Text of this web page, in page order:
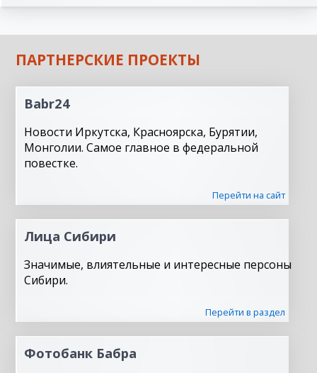
ПАРТНЕРСКИЕ ПРОЕКТЫ
Babr24
Новости Иркутска, Красноярска, Бурятии,
Монголии. Самое главное в федеральной
повестке.
Перейти на сайт
Лица Сибири
Значимые, влиятельные и интересные персоны
Сибири.
Перейти в раздел
Фотобанк Бабра